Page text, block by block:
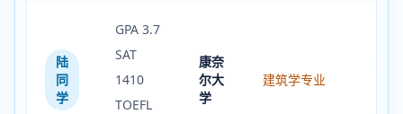
陆
同
学
GPA 3.7
SAT
1410
TOEFL
康奈
尔大
学
建筑学专业